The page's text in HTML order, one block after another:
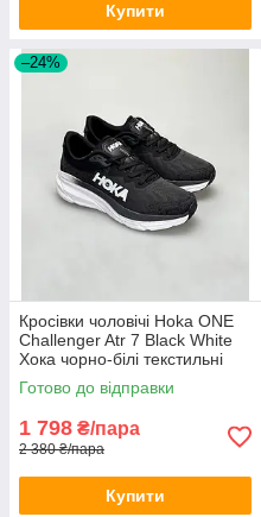
Купити
–24%
Кросівки чоловічі Hoka ONE
Challenger Atr 7 Black White
Хока чорно-білі текстильні
демісезон весна літо осінь
Готово до відправки
1 798 ₴/пара
2 380 ₴/пара
Купити